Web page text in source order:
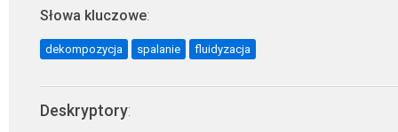
Słowa kluczowe:
dekompozycja spalanie fluidyzacja
Deskryptory: